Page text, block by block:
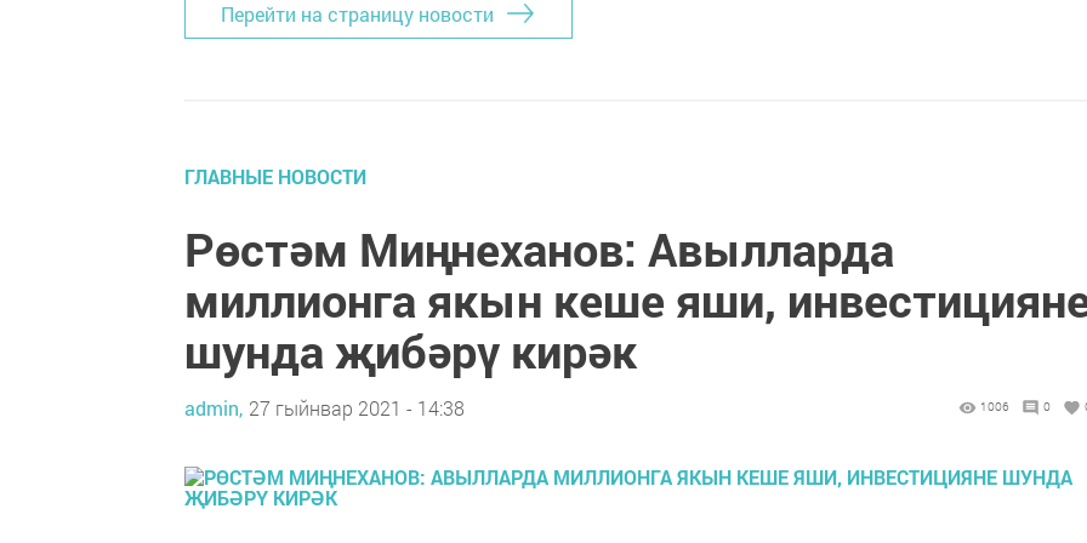
Перейти на страницу новости
ГЛАВНЫЕ НОВОСТИ
Рөстәм Миңнеханов: Авылларда
миллионга якын кеше яши,
шунда җибәрү кирәк
admin, 27 гыйнвар 2021 - 14:38 1006 0